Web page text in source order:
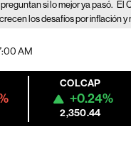
si lo mejor ya pasó. El
los desafíos por inflación y
AM
COLCAP
+0.24%
2,350.44